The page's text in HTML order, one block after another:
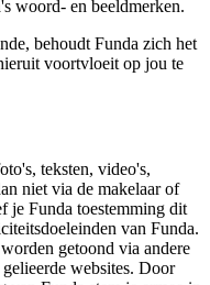
woord- en beeldmerken.
behoudt Funda zich het
voortvloeit op jou te
teksten, video's,
niet via de makelaar of
je Funda toestemming dit
van Funda.
getoond via andere
websites. Door